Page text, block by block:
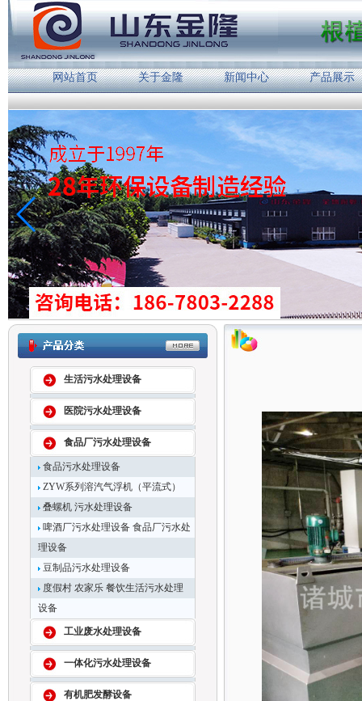
网站首页 关于金隆 新闻中心 产品展示
生活污水处理设备
医院污水处理设备
食品厂污水处理设备
食品污水处理设备
ZYW系列溶汽气浮机（平流式）
叠螺机 污水处理设备
啤酒厂污水处理设备 食品厂污水处
理设备
豆制品污水处理设备
度假村 农家乐 餐饮生活污水处理
设备
工业废水处理设备
一体化污水处理设备
有机肥发酵设备